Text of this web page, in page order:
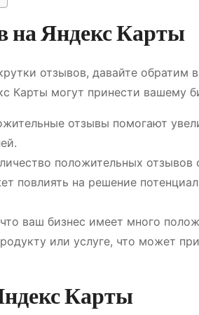
на Яндекс Карты
отзывов, давайте обратим
Карты могут принести вашему
отзывы помогают
положительных отзывов
повлиять на решение
ваш бизнес имеет много
или услуге, что может
Карты